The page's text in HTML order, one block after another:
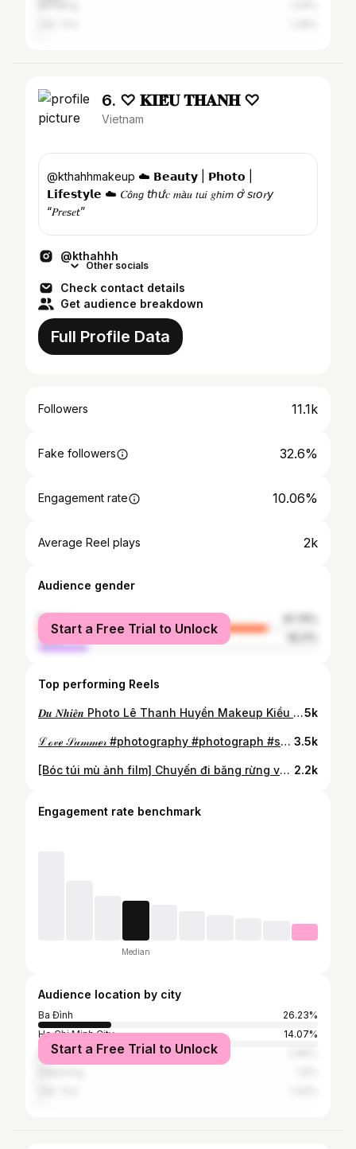
6. ♡ 𝐊𝐈𝐄̂̀𝐔 𝐓𝐇𝐀𝐍𝐇 ♡
Vietnam
@kthahhmakeup ☁️ 𝗕𝗲𝗮𝘂𝘁𝘆 | 𝗣𝗵𝗼𝘁𝗼 |
𝗟𝗶𝗳𝗲𝘀𝘁𝘆𝗹𝗲 ☁️ 𝐶𝘰̂𝑛𝘨 𝘵ℎ𝘶̛́𝑐 𝑚𝘢̀𝑢 𝑡𝘶𝑖 𝑔𝘩𝑖𝘮 𝘰̛̉ 𝘴𝑡𝘰𝑟𝘺
“𝑃𝘳𝑒𝘴𝑒𝘵”
@kthahhh
Other socials
Check contact details
Get audience breakdown
Full Profile Data
Followers 11.1k
Fake followers 32.6%
Engagement rate 10.06%
Average Reel plays 2k
Audience gender
female
male
Start a Free Trial to Unlock
Top performing Reels
𝑫𝒖 𝑵𝒉𝒊𝒆̂𝒏 Photo Lê Thanh Huyền Makeup Kiều Thanh #vietnam #áodài #aodaivietnam #vietnamese #traditional5k
ℒℴ𝓋ℯ 𝒮𝓊𝓂𝓂ℯ𝓇 #photography #photograph #summer #photooftheday #vietnam #vietnamtravel #thanhlanisland #đảothanhlân 3.5k
[Bóc túi mù ảnh film] Chuyến đi băng rừng vượt biển nhưng vô cùng chữa lành! Với mình Thanh Lân giống như 1 nơi chữa lành, yên tĩnh vắng lặng, không ồn ào hay náo nhiệt các dịch vụ như các điểm khác, ngày chỉ có 1 chuyến tàu từ đất liền vào và ra đảo duy nhất! Đồ ăn cũng không có nhiều hàng quán để lựa chọn, nhưng biển nước rất trong và yên bình, mình nhớ cảm giác trải thảm nằm trên bãi cát nghe tiếng sóng vỗ, đã lắm lunnn 🥰 #photograph #photography #fujifilm #vietnam #vietnamtravel #đảothanhlân #thanhlanisland #vungtronthanhlan #photoftheday #ootd #summervibe #beach #sand #filmphotography 2.2k
Engagement rate benchmark
Median
Audience location by city
Ba Đình
26.23%
Ho Chi Minh City
14.07%
Đà Nẵng
Start a Free Trial to Unlock